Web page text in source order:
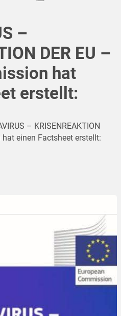
–
DER EU –
hat
erstellt:
– KRISENREAKTION
hat einen Factsheet erstellt: